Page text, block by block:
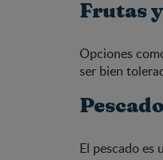
Frutas
Opciones
ser bien
Pescado
El pescado es